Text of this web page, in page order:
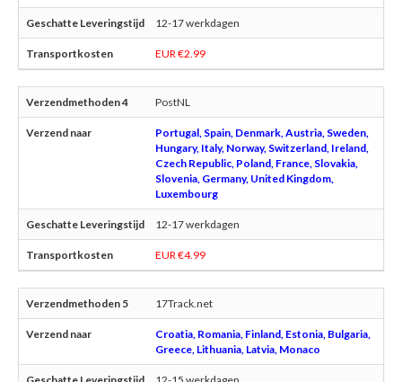
12-17 werkdagen
EUR €2.99
PostNL
Portugal, Spain, Denmark, Austria, Sweden,
Hungary, Italy, Norway, Switzerland, Ireland,
Czech Republic, Poland, France, Slovakia,
Slovenia, Germany, United Kingdom,
Luxembourg
12-17 werkdagen
EUR €4.99
17Track.net
Croatia, Romania, Finland, Estonia, Bulgaria,
Greece, Lithuania, Latvia, Monaco